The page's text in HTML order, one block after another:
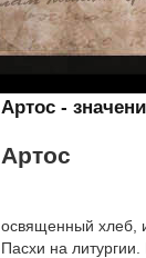
Артос -
Артос
освященный хлеб,
Пасхи на